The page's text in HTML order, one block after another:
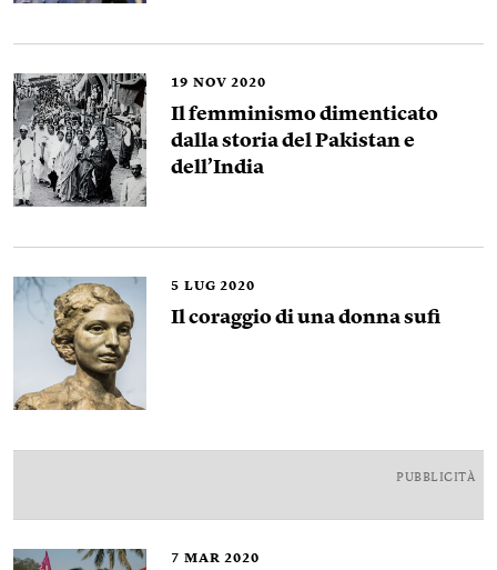
19 NOV 2020
Il femminismo dimenticato
dalla storia del Pakistan e
dell’India
5 LUG 2020
Il coraggio di una donna sufi
PUBBLICITÀ
7 MAR 2020